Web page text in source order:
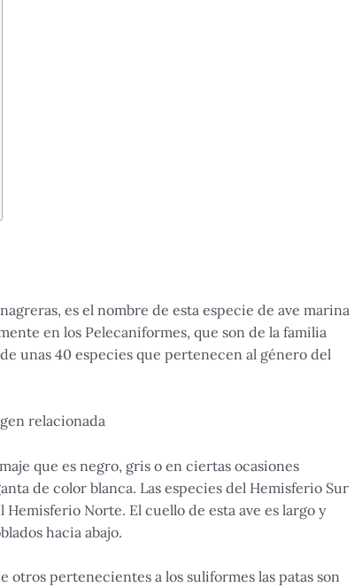
es el nombre de esta especie de ave marina
en los Pelecaniformes, que son de la familia
unas 40 especies que pertenecen al género del
que es negro, gris o en ciertas ocasiones
de color blanca. Las especies del Hemisferio Sur
Hemisferio Norte. El cuello de esta ave es largo y
hacia abajo.
otros pertenecientes a los suliformes las patas son